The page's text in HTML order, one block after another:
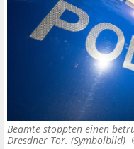
Beamte stoppten einen
Dresdner Tor. (Symbolbild)